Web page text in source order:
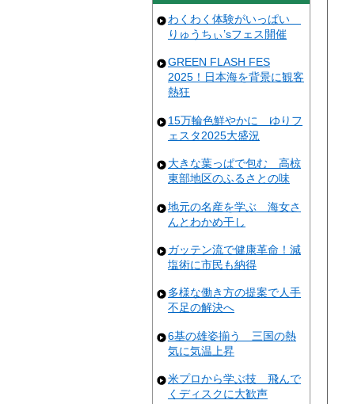
わくわく体験がいっぱい
りゅうちぃ’sフェス開催
GREEN FLASH FES
2025！日本海を背景に観客
熱狂
15万輪色鮮やかに ゆりフ
ェスタ2025大盛況
大きな葉っぱで包む 高椋
東部地区のふるさとの味
地元の名産を学ぶ 海女さ
んとわかめ干し
ガッテン流で健康革命！減
塩術に市民も納得
多様な働き方の提案で人手
不足の解決へ
6基の雄姿揃う 三国の熱
気に気温上昇
米プロから学ぶ技 飛んで
くディスクに大歓声